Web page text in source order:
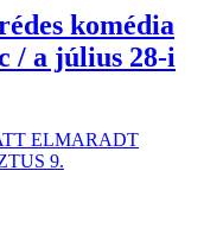
komédia
/ a július 28-i
ELMARADT
9.